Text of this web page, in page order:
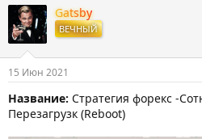
т
о
р
т
е
м
ы
т
а
н
а
л
а
Gatsby
ВЕЧНЫЙ
15 Июн 2021
Название: Стратегия форекс -
Перезагрузк (Reboot)